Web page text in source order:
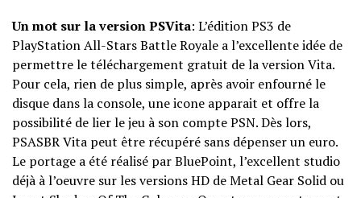
Un mot sur la version PSVita: L’édition PS3 de
PlayStation All-Stars Battle Royale a l’excellente idée de
permettre le téléchargement gratuit de la version Vita.
Pour cela, rien de plus simple, après avoir enfourné le
disque dans la console, une icone apparait et offre la
possibilité de lier le jeu à son compte PSN. Dès lors,
PSASBR Vita peut être récupéré sans dépenser un euro.
Le portage a été réalisé par BluePoint, l’excellent studio
déjà à l’oeuvre sur les versions HD de Metal Gear Solid ou